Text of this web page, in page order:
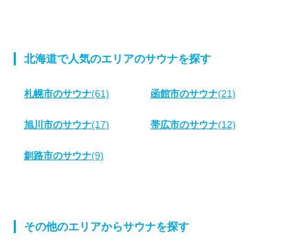
北海道で人気のエリアのサウナを探す
札幌市のサウナ(61) 函館市のサウナ(21)
旭川市のサウナ(17) 帯広市のサウナ(12)
釧路市のサウナ(9)
その他のエリアからサウナを探す